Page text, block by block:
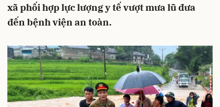
xã phối hợp lực lượng y tế vượt mưa lũ đưa
đến bệnh viện an toàn.